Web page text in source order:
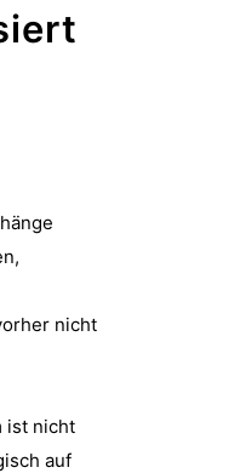
nicht
ist nicht
auf